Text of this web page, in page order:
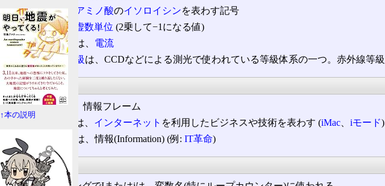
化学でIは、
アミノ酸のイソロイシンを表わす記号
数学でiは、 虚数単位 (2乗して−1になる値)
電気工学でIは、 電流
天文学
I等級は、CCDなどによる測光で使われている等級体系の一つ。赤外線等級
通信
HDLCでIは、情報フレーム
は、 インターネット を利用したビジネスや技術を表わす (iMac iモード)
情報処理でIは、情報(Information) (例: IT革命)
情報処理
↑本の説明